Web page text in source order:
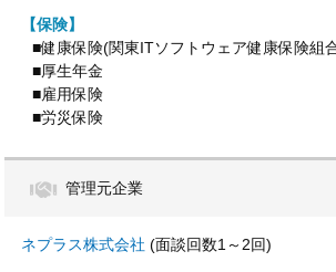
【保険】
■健康保険(関東ITソフトウェア健康保険組
■厚生年金
■雇用保険
■労災保険
管理元企業
ネプラス株式会社 (面談回数1～2回)